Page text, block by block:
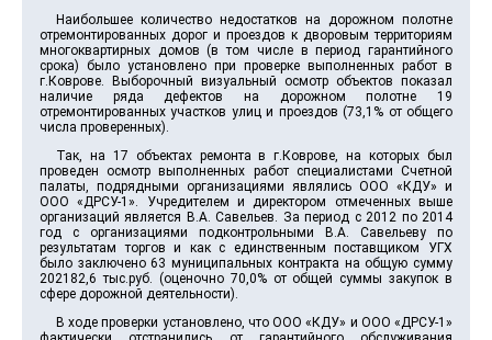
Наибольшее количество недостатков на дорожном полотне
отремонтированных дорог и проездов к дворовым территориям
многоквартирных домов (в том числе в период гарантийного
срока) было установлено при проверке выполненных работ в
г.Коврове. Выборочный визуальный осмотр объектов показал
наличие ряда дефектов на дорожном полотне 19
отремонтированных участков улиц и проездов (73,1% от общего
числа проверенных).
Так, на 17 объектах ремонта в г.Коврове, на которых был
проведен осмотр выполненных работ специалистами Счетной
палаты, подрядными организациями являлись ООО «КДУ» и
ООО «ДРСУ-1». Учредителем и директором отмеченных выше
организаций является В.А. Савельев. За период с 2012 по 2014
год с организациями подконтрольными В.А. Савельеву по
результатам торгов и как с единственным поставщиком УГХ
было заключено 63 муниципальных контракта на общую сумму
202182,6 тыс.руб. (оценочно 70,0% от общей суммы закупок в
сфере дорожной деятельности).
В ходе проверки установлено, что ООО «КДУ» и ООО «ДРСУ-1»